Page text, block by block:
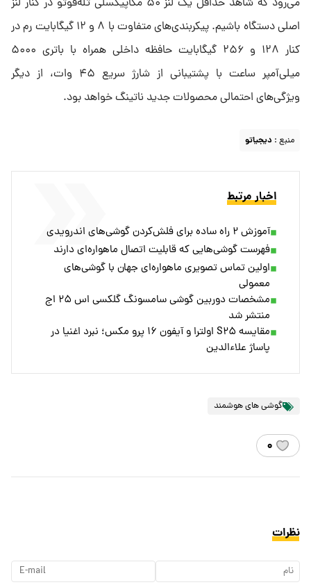
می‌رود که شاهد حداقل یک لنز ۵۰ مگاپیکسلی تله‌فوتو در کنار لنز
اصلی دستگاه باشیم. پیکربندی‌های متفاوت با ۸ و ۱۲ گیگابایت رم در
کنار ۱۲۸ و ۲۵۶ گیگابایت حافظه داخلی همراه با باتری ۵۰۰۰
میلی‌آمپر ساعت با پشتیبانی از شارژ سریع ۴۵ وات، از دیگر
ویژگی‌های احتمالی محصولات جدید ناتینگ خواهد بود.
منبع : دیجیاتو
اخبار مرتبط
آموزش ۲ راه ساده برای فلش‌کردن گوشی‌های اندرویدی
فهرست گوشی‌هایی که قابلیت اتصال ماهواره‌ای دارند
اولین تماس تصویری ماهواره‌ای جهان با گوشی‌های
معمولی
مشخصات دوربین گوشی سامسونگ گلکسی اس ۲۵ اج
منتشر شد
مقایسه S۲۵ اولترا و آیفون ۱۶ پرو مکس؛ نبرد اغنیا در
پاساژ علاءالدین
گوشی های هوشمند
۰
نظرات